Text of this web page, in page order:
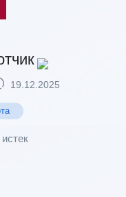
19.12.2025